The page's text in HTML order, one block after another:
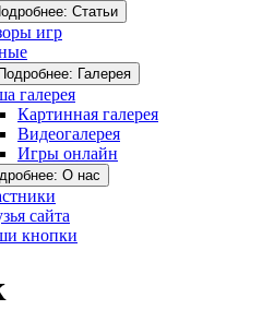
Статьи
игр
Подробнее: Галерея
галерея
Картинная галерея
Видеогалерея
Игры онлайн
О нас
сайта
кнопки